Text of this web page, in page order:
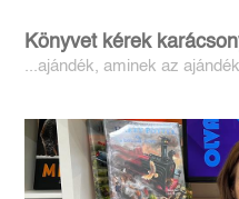
Könyvet kérek
...ajándék, aminek az